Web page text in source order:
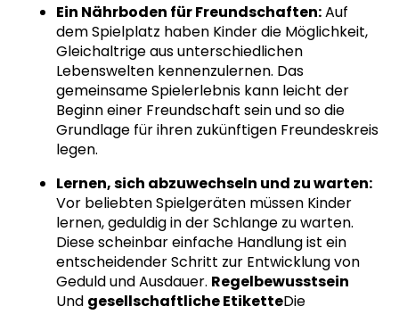
Ein Nährboden für Freundschaften:Auf
dem Spielplatz haben Kinder die Möglichkeit,
Gleichaltrige aus unterschiedlichen
Lebenswelten kennenzulernen. Das
gemeinsame Spielerlebnis kann leicht der
Beginn einer Freundschaft sein und so die
Grundlage für ihren zukünftigen Freundeskreis
legen.
Lernen, sich abzuwechseln und zu warten:
Vor beliebten Spielgeräten müssen Kinder
lernen, geduldig in der Schlange zu warten.
Diese scheinbar einfache Handlung ist ein
entscheidender Schritt zur Entwicklung von
Geduld und Ausdauer. Regelbewusstsein
Und gesellschaftliche EtiketteDie